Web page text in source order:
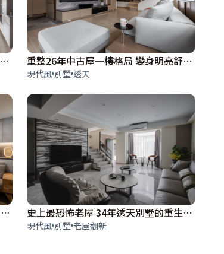
簡約紳灰引景入室 砌築寫意寓所│現代風│27坪 重整26年中古屋一樓格局 變身明亮舒心機能宅|現代風|63坪
現代風 別墅 透天
40年老宅改造 溫馨舒適回家像住民宿│現代休閒風│20坪 史上最恐怖老屋 34年透天別墅的重生│現代風
現代風 別墅 老屋翻新